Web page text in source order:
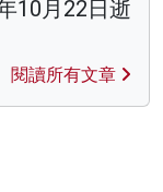
10月22日逝
閱讀所有文章